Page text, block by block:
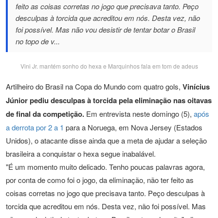
feito as coisas corretas no jogo que precisava tanto. Peço
desculpas à torcida que acreditou em nós. Desta vez, não
foi possível. Mas não vou desistir de tentar botar o Brasil
no topo de v...
Vini Jr. mantém sonho do hexa e Marquinhos fala em tom de adeus
Artilheiro do Brasil na Copa do Mundo com quatro gols, Vinícius
Júnior pediu desculpas à torcida pela eliminação nas oitavas
de final da competição. Em entrevista neste domingo (5), após
a derrota por 2 a 1 para a Noruega, em Nova Jersey (Estados
Unidos), o atacante disse ainda que a meta de ajudar a seleção
brasileira a conquistar o hexa segue inabalável.
"É um momento muito delicado. Tenho poucas palavras agora,
por conta de como foi o jogo, da eliminação, não ter feito as
coisas corretas no jogo que precisava tanto. Peço desculpas à
torcida que acreditou em nós. Desta vez, não foi possível. Mas